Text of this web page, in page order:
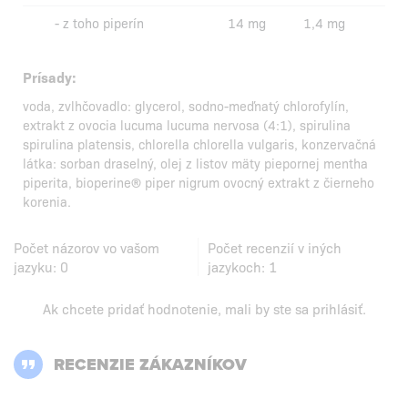
- z toho piperín 14 mg 1,4 mg
Prísady:
voda, zvlhčovadlo: glycerol, sodno-meďnatý chlorofylín,
extrakt z ovocia lucuma lucuma nervosa (4:1), spirulina
spirulina platensis, chlorella chlorella vulgaris, konzervačná
látka: sorban draselný, olej z listov mäty piepornej mentha
piperita, bioperine® piper nigrum ovocný extrakt z čierneho
korenia.
Počet názorov vo vašom
jazyku: 0
Počet recenzií v iných
jazykoch: 1
Ak chcete pridať hodnotenie, mali by ste sa prihlásiť.
RECENZIE ZÁKAZNÍKOV